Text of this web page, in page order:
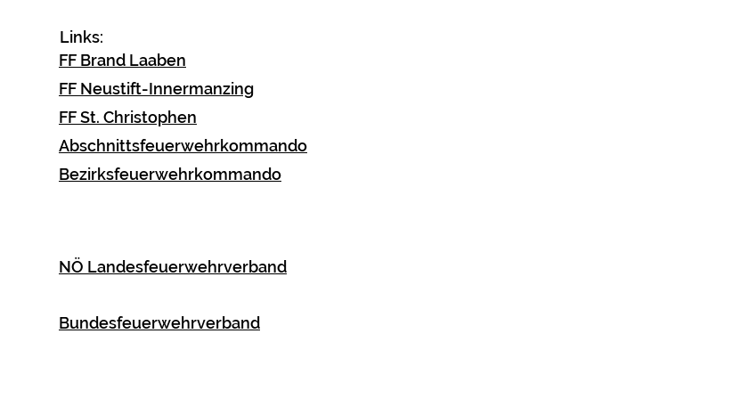
Links:
FF Brand Laaben
FF Neustift-Innermanzing
FF St. Christophen
Abschnittsfeuerwehrkommando
Bezirksfeuerwehrkommando
NÖ Landesfeuerwehrverband
Bundesfeuerwehrverband